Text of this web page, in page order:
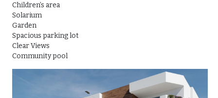
Children’s area
Solarium
Garden
Spacious parking lot
Clear Views
Community pool